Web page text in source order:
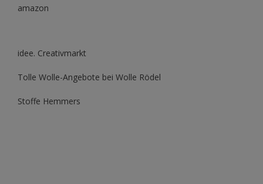
amazon
idee. Creativmarkt
Tolle Wolle-Angebote bei Wolle Rödel
Stoffe Hemmers